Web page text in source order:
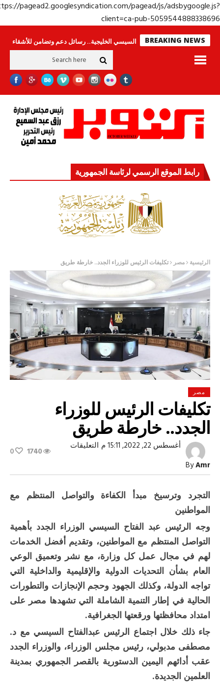
https://pagead2.googlesyndication.com/pagead/js/
client=ca-pub-
BREAKING NEWS
جولة الرئيس السيسي الخليجية.. رسائل دعم وتضامن للأشقاء جهاز مستقبل
رابط الموقع الرسمي لرئاسة الجمهورية
الرئيسية مصر تكليفات الرئيس للوزراء الجدد.. خارطة طريق
مصر
تكليفات الرئيس للوزراء
الجدد.. خارطة طريق
ByAmr
أغسطس 22, 2022, 15:11 م التعليقاتعلى
الجدد..
طريق
مغلقة
1740
0
التجرد وترسيخ مبدأ الكفاءة والتواصل المنتظم مع
المواطنين
وجه الرئيس عبد الفتاح السيسي الوزراء الجدد بأهمية
التواصل المنتظم مع المواطنين، وتقديم أفضل الخدمات
لهم في مجال عمل كل وزارة، مع نشر وتعميق الوعي
العام بشأن التحديات الدولية والإقليمية والداخلية التي
تواجه الدولة، وكذلك الجهود وحجم الإنجازات والتطورات
الحالية في إطار التنمية الشاملة التي تشهدها مصر على
امتداد محافظتها ورقعتها الجغرافية.
جاء ذلك خلال اجتماع الرئيس عبدالفتاح السيسي مع د.
مصطفى مدبولي، رئيس مجلس الوزراء، والوزراء الجدد
عقب أدائهم اليمين الدستورية بالقصر الجمهوري بمدينة
العلمين الجديدة.